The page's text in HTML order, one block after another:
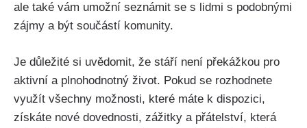
ale také‌ vám umožní‍ seznámit se s⁣ lidmi s podobnými
zájmy ⁤a být součástí komunity.
Je důležité si uvědomit, že stáří není překážkou pro
aktivní a plnohodnotný život. Pokud se rozhodnete
využít⁣ všechny možnosti, které máte k dispozici,
získáte nové dovednosti, zážitky ⁣a přátelství, která